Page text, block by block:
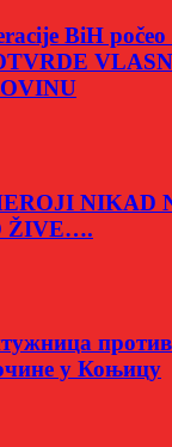
BiH
NIKAD
ŽIVE….
у Коњицу